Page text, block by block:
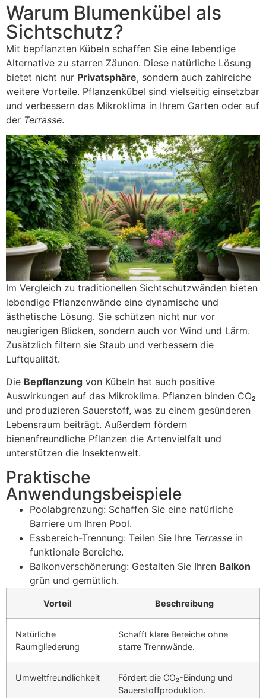
Warum Blumenkübel als
Sichtschutz?
Mit bepflanzten Kübeln schaffen Sie eine lebendige
Alternative zu starren Zäunen. Diese natürliche Lösung
bietet nicht nur Privatsphäre, sondern auch zahlreiche
weitere Vorteile. Pflanzenkübel sind vielseitig einsetzbar
und verbessern das Mikroklima in Ihrem Garten oder auf
der Terrasse.
Im Vergleich zu traditionellen Sichtschutzwänden bieten
lebendige Pflanzenwände eine dynamische und
ästhetische Lösung. Sie schützen nicht nur vor
neugierigen Blicken, sondern auch vor Wind und Lärm.
Zusätzlich filtern sie Staub und verbessern die
Luftqualität.
Die Bepflanzung von Kübeln hat auch positive
Auswirkungen auf das Mikroklima. Pflanzen binden CO₂
und produzieren Sauerstoff, was zu einem gesünderen
Lebensraum beiträgt. Außerdem fördern
bienenfreundliche Pflanzen die Artenvielfalt und
unterstützen die Insektenwelt.
Praktische
Anwendungsbeispiele
Poolabgrenzung: Schaffen Sie eine natürliche
Barriere um Ihren Pool.
Essbereich-Trennung: Teilen Sie Ihre Terrasse in
funktionale Bereiche.
Balkonverschönerung: Gestalten Sie Ihren Balkon
grün und gemütlich.
Vorteil Beschreibung
Natürliche
Raumgliederung
Schafft klare Bereiche ohne
starre Trennwände.
Umweltfreundlichkeit
Fördert die CO₂-Bindung und
Sauerstoffproduktion.